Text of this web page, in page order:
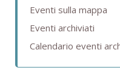
Eventi sulla mappa
Eventi archiviati
Calendario eventi